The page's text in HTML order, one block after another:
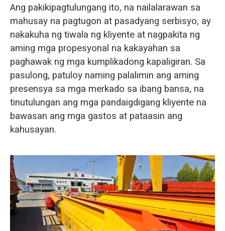
Ang pakikipagtulungang ito, na nailalarawan sa
mahusay na pagtugon at pasadyang serbisyo, ay
nakakuha ng tiwala ng kliyente at nagpakita ng
aming mga propesyonal na kakayahan sa
paghawak ng mga kumplikadong kapaligiran. Sa
pasulong, patuloy naming palalimin ang aming
presensya sa mga merkado sa ibang bansa, na
tinutulungan ang mga pandaigdigang kliyente na
bawasan ang mga gastos at pataasin ang
kahusayan.